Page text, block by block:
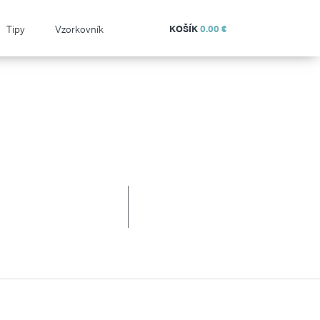
Tipy Vzorkovník KOŠÍK0.00 €